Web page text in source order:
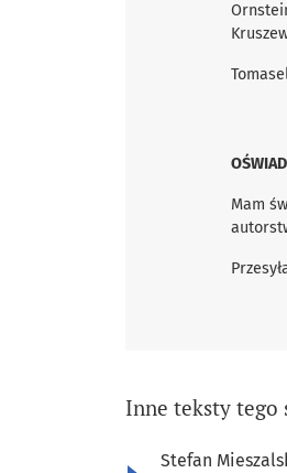
Mam
Inne teksty tego
Stefan